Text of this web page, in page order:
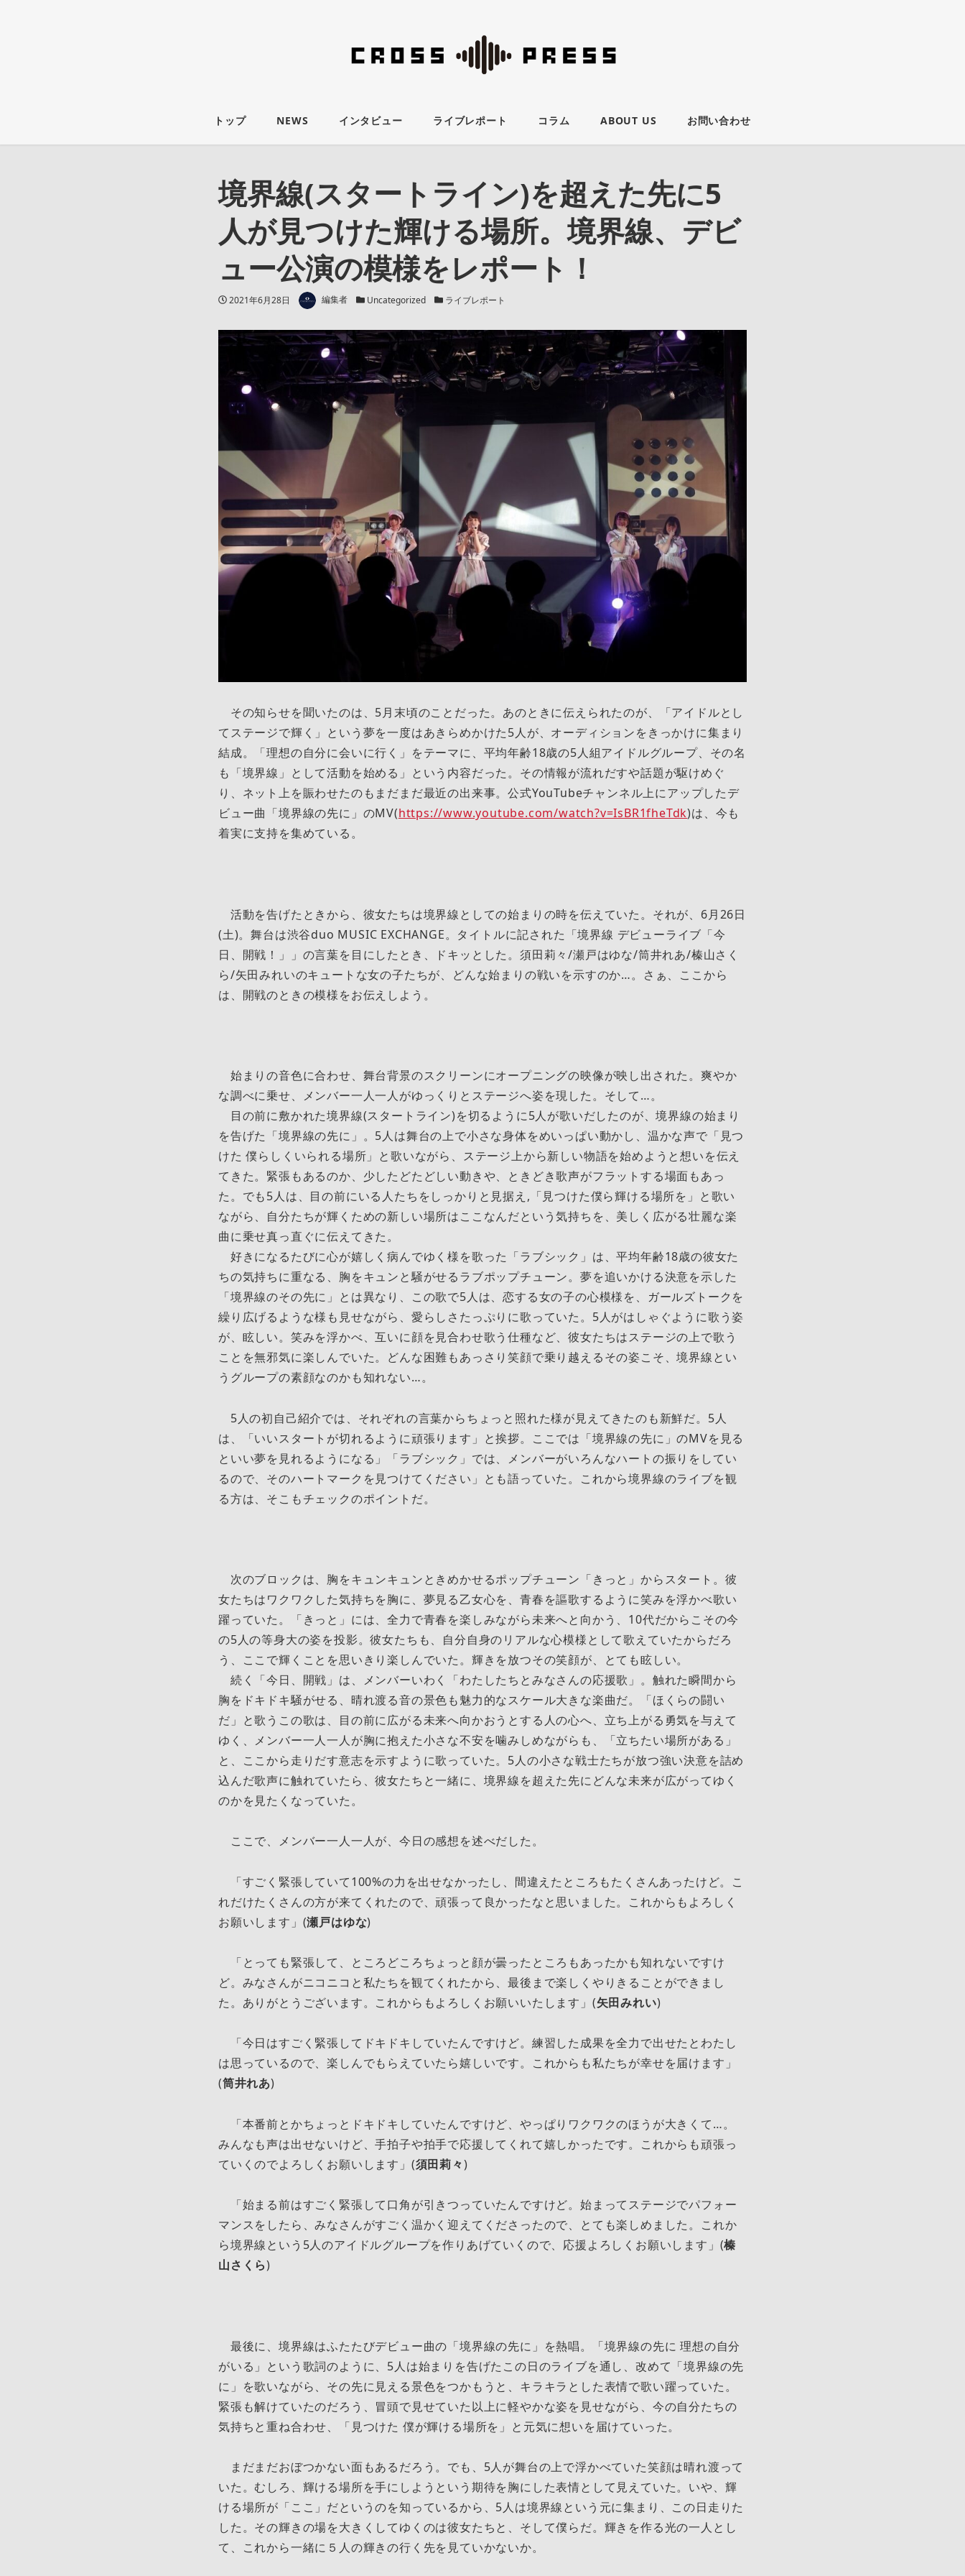
トップ NEWS インタビュー ライブレポート コラム ABOUT US お問い合わせ
境界線(スタートライン)を超えた先に5
人が見つけた輝ける場所。境界線、デビ
ュー公演の模様をレポート！
投稿日
2021年6月28日 著者 編集者 カテゴリー
Uncategorized カテゴリー
ライブレポート
その知らせを聞いたのは、5月末頃のことだった。あのときに伝えられたのが、「アイドルとし
てステージで輝く」という夢を一度はあきらめかけた5人が、オーディションをきっかけに集まり
結成。「理想の自分に会いに行く」をテーマに、平均年齢18歳の5人組アイドルグループ、その名
も「境界線」として活動を始める」という内容だった。その情報が流れだすや話題が駆けめぐ
り、ネット上を賑わせたのもまだまだ最近の出来事。公式YouTubeチャンネル上にアップしたデ
ビュー曲「境界線の先に」のMV(https://www.youtube.com/watch?v=IsBR1fheTdk)は、今も
着実に支持を集めている。
活動を告げたときから、彼女たちは境界線としての始まりの時を伝えていた。それが、6月26日
(土)。舞台は渋谷duo MUSIC EXCHANGE。タイトルに記された「境界線 デビューライブ「今
日、開戦！」」の言葉を目にしたとき、ドキッとした。須田莉々/瀬戸はゆな/筒井れあ/榛山さく
ら/矢田みれいのキュートな女の子たちが、どんな始まりの戦いを示すのか…。さぁ、ここから
は、開戦のときの模様をお伝えしよう。
始まりの音色に合わせ、舞台背景のスクリーンにオープニングの映像が映し出された。爽やか
な調べに乗せ、メンバー一人一人がゆっくりとステージへ姿を現した。そして…。
目の前に敷かれた境界線(スタートライン)を切るように5人が歌いだしたのが、境界線の始まり
を告げた「境界線の先に」。5人は舞台の上で小さな身体をめいっぱい動かし、温かな声で「見つ
けた 僕らしくいられる場所」と歌いながら、ステージ上から新しい物語を始めようと想いを伝え
てきた。緊張もあるのか、少したどたどしい動きや、ときどき歌声がフラットする場面もあっ
た。でも5人は、目の前にいる人たちをしっかりと見据え,「見つけた僕ら輝ける場所を」と歌い
ながら、自分たちが輝くための新しい場所はここなんだという気持ちを、美しく広がる壮麗な楽
曲に乗せ真っ直ぐに伝えてきた。
好きになるたびに心が嬉しく病んでゆく様を歌った「ラブシック」は、平均年齢18歳の彼女た
ちの気持ちに重なる、胸をキュンと騒がせるラブポップチューン。夢を追いかける決意を示した
「境界線のその先に」とは異なり、この歌で5人は、恋する女の子の心模様を、ガールズトークを
繰り広げるような様も見せながら、愛らしさたっぷりに歌っていた。5人がはしゃぐように歌う姿
が、眩しい。笑みを浮かべ、互いに顔を見合わせ歌う仕種など、彼女たちはステージの上で歌う
ことを無邪気に楽しんでいた。どんな困難もあっさり笑顔で乗り越えるその姿こそ、境界線とい
うグループの素顔なのかも知れない…。
5人の初自己紹介では、それぞれの言葉からちょっと照れた様が見えてきたのも新鮮だ。5人
は、「いいスタートが切れるように頑張ります」と挨拶。ここでは「境界線の先に」のMVを見る
といい夢を見れるようになる」「ラブシック」では、メンバーがいろんなハートの振りをしてい
るので、そのハートマークを見つけてください」とも語っていた。これから境界線のライブを観
る方は、そこもチェックのポイントだ。
次のブロックは、胸をキュンキュンときめかせるポップチューン「きっと」からスタート。彼
女たちはワクワクした気持ちを胸に、夢見る乙女心を、青春を謳歌するように笑みを浮かべ歌い
躍っていた。「きっと」には、全力で青春を楽しみながら未来へと向かう、10代だからこその今
の5人の等身大の姿を投影。彼女たちも、自分自身のリアルな心模様として歌えていたからだろ
う、ここで輝くことを思いきり楽しんでいた。輝きを放つその笑顔が、とても眩しい。
続く「今日、開戦」は、メンバーいわく「わたしたちとみなさんの応援歌」。触れた瞬間から
胸をドキドキ騒がせる、晴れ渡る音の景色も魅力的なスケール大きな楽曲だ。「ほくらの闘い
だ」と歌うこの歌は、目の前に広がる未来へ向かおうとする人の心へ、立ち上がる勇気を与えて
ゆく、メンバー一人一人が胸に抱えた小さな不安を噛みしめながらも、「立ちたい場所がある」
と、ここから走りだす意志を示すように歌っていた。5人の小さな戦士たちが放つ強い決意を詰め
込んだ歌声に触れていたら、彼女たちと一緒に、境界線を超えた先にどんな未来が広がってゆく
のかを見たくなっていた。
ここで、メンバー一人一人が、今日の感想を述べだした。
「すごく緊張していて100%の力を出せなかったし、間違えたところもたくさんあったけど。こ
れだけたくさんの方が来てくれたので、頑張って良かったなと思いました。これからもよろしく
お願いします」(瀬戸はゆな)
「とっても緊張して、ところどころちょっと顔が曇ったところもあったかも知れないですけ
ど。みなさんがニコニコと私たちを観てくれたから、最後まで楽しくやりきることができまし
た。ありがとうございます。これからもよろしくお願いいたします」(矢田みれい)
「今日はすごく緊張してドキドキしていたんですけど。練習した成果を全力で出せたとわたし
は思っているので、楽しんでもらえていたら嬉しいです。これからも私たちが幸せを届けます」
(筒井れあ)
「本番前とかちょっとドキドキしていたんですけど、やっぱりワクワクのほうが大きくて…。
みんなも声は出せないけど、手拍子や拍手で応援してくれて嬉しかったです。これからも頑張っ
ていくのでよろしくお願いします」(須田莉々)
「始まる前はすごく緊張して口角が引きつっていたんですけど。始まってステージでパフォー
マンスをしたら、みなさんがすごく温かく迎えてくださったので、とても楽しめました。これか
ら境界線という5人のアイドルグループを作りあげていくので、応援よろしくお願いします」(榛
山さくら)
最後に、境界線はふたたびデビュー曲の「境界線の先に」を熱唱。「境界線の先に 理想の自分
がいる」という歌詞のように、5人は始まりを告げたこの日のライブを通し、改めて「境界線の先
に」を歌いながら、その先に見える景色をつかもうと、キラキラとした表情で歌い躍っていた。
緊張も解けていたのだろう、冒頭で見せていた以上に軽やかな姿を見せながら、今の自分たちの
気持ちと重ね合わせ、「見つけた 僕が輝ける場所を」と元気に想いを届けていった。
まだまだおぼつかない面もあるだろう。でも、5人が舞台の上で浮かべていた笑顔は晴れ渡って
いた。むしろ、輝ける場所を手にしようという期待を胸にした表情として見えていた。いや、輝
ける場所が「ここ」だというのを知っているから、5人は境界線という元に集まり、この日走りた
した。その輝きの場を大きくしてゆくのは彼女たちと、そして僕らだ。輝きを作る光の一人とし
て、これから一緒に５人の輝きの行く先を見ていかないか。